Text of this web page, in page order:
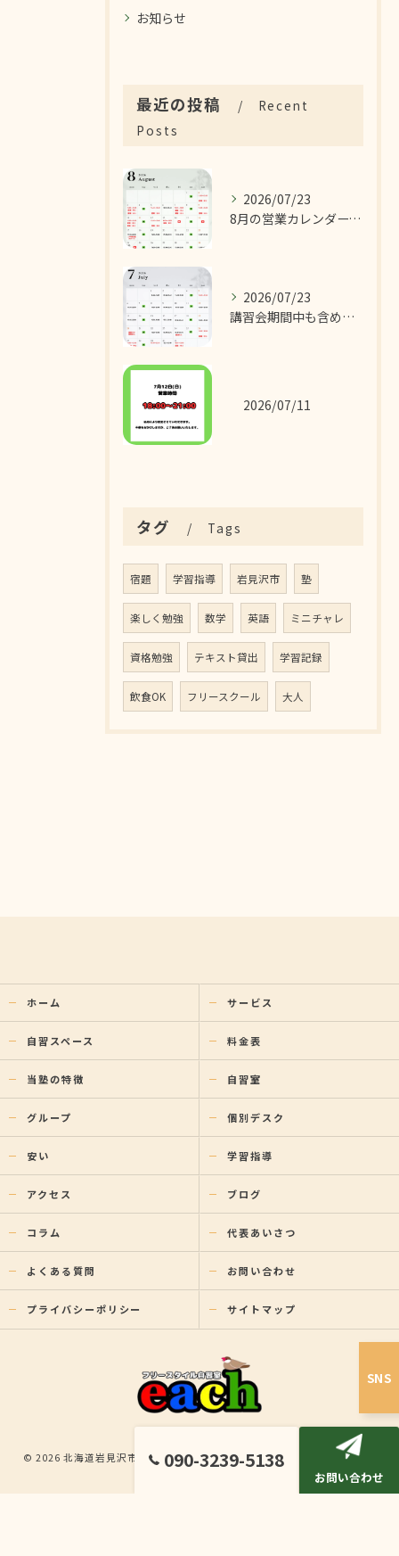
お知らせ
最近の投稿
Recent
Posts
2026/07/23
8月の営業カレンダーです！
2026/07/23
講習会期間中も含めた7月の営業カレンダーです！
2026/07/11
タグ Tags
宿題 学習指導 岩見沢市 塾
楽しく勉強 数学 英語 ミニチャレ
資格勉強 テキスト貸出 学習記録
飲食OK フリースクール 大人
SNS
090-3239-5138
お問い合わせ
ホーム サービス
自習スペース 料金表
当塾の特徴 自習室
グループ 個別デスク
安い 学習指導
アクセス ブログ
コラム 代表あいさつ
よくある質問 お問い合わせ
プライバシーポリシー サイトマップ
© 2026 北海道岩見沢市の塾ならフリースタイル自習室each ALL RIGHTS